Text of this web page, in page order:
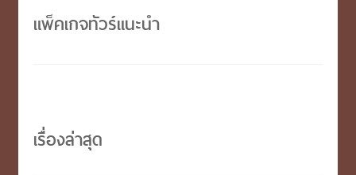
แพ็คเกจทัวร์แนะนำ
เรื่องล่าสุด